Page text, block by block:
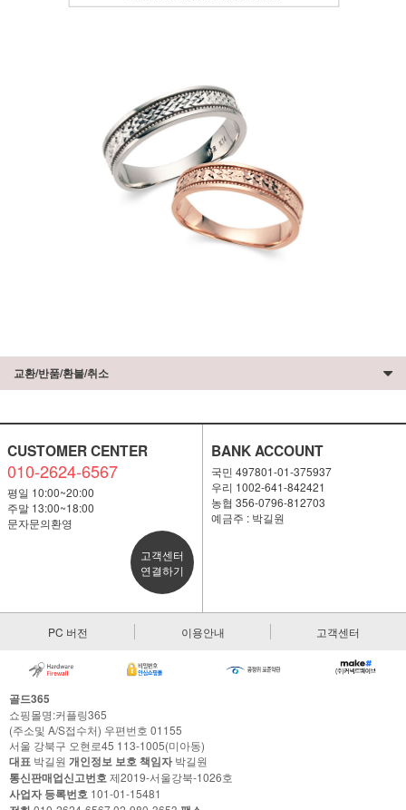
교환/반품/환불/취소
CUSTOMER CENTER
010-2624-6567
평일 10:00~20:00
주말 13:00~18:00
문자문의환영
고객센터
연결하기
BANK ACCOUNT
국민 497801-01-375937
우리 1002-641-842421
농협 356-0796-812703
예금주 : 박길원
PC 버전 이용안내 고객센터
골드365
쇼핑몰명:커플링365
(주소및 A/S접수처) 우편번호 01155
서울 강북구 오현로45 113-1005(미아동)
대표 박길원 개인정보 보호 책임자박길원
통신판매업신고번호 제2019-서울강북-1026호
사업자 등록번호 101-01-15481